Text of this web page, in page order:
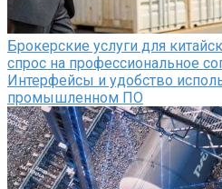
Брокерские услуги для
спрос на профессиональное
Интерфейсы и удобство
промышленном ПО